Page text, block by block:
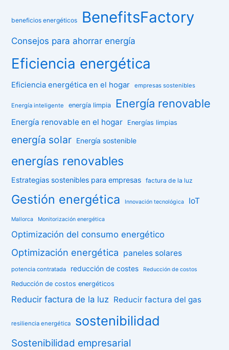
beneficios energéticos BenefitsFactory
Consejos para ahorrar energía
Eficiencia energética
Eficiencia energética en el hogar empresas sostenibles
Energía inteligente energía limpia Energía renovable
Energía renovable en el hogar Energías limpias
energía solar Energía sostenible
energías renovables
Estrategias sostenibles para empresas factura de la luz
Gestión energética Innovación tecnológica IoT
Mallorca Monitorización energética
Optimización del consumo energético
Optimización energética paneles solares
potencia contratada reducción de costes Reducción de costos
Reducción de costos energéticos
Reducir factura de la luz Reducir factura del gas
resiliencia energética sostenibilidad
Sostenibilidad empresarial